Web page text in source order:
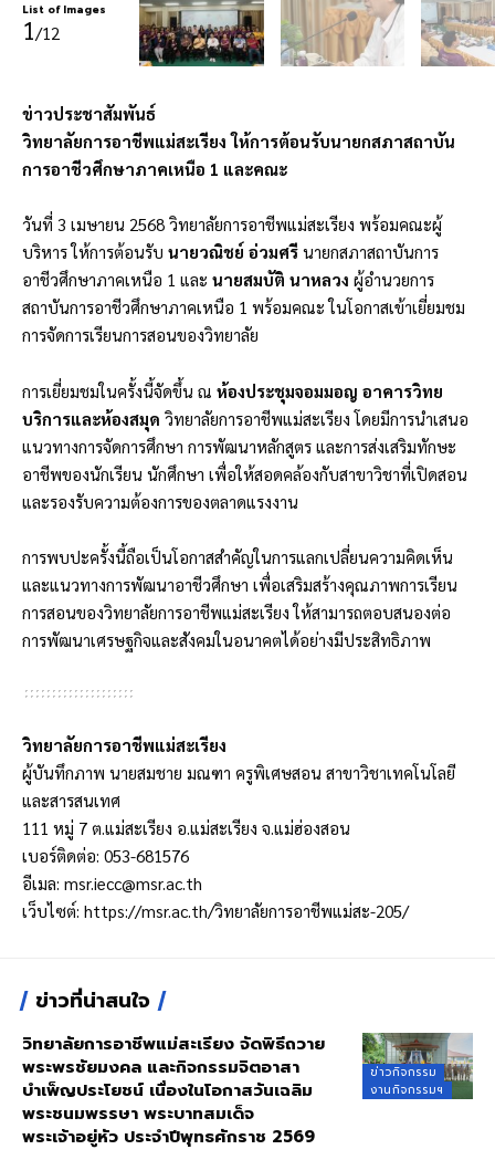
List of Images
1/12
ข่าวประชาสัมพันธ์
วิทยาลัยการอาชีพแม่สะเรียง ให้การต้อนรับนายกสภาสถาบัน
การอาชีวศึกษาภาคเหนือ 1 และคณะ
วันที่ 3 เมษายน 2568 วิทยาลัยการอาชีพแม่สะเรียง พร้อมคณะผู้
บริหาร ให้การต้อนรับ นายวณิชย์ อ่วมศรี นายกสภาสถาบันการ
อาชีวศึกษาภาคเหนือ 1 และ นายสมบัติ นาหลวง ผู้อำนวยการ
สถาบันการอาชีวศึกษาภาคเหนือ 1 พร้อมคณะ ในโอกาสเข้าเยี่ยมชม
การจัดการเรียนการสอนของวิทยาลัย
การเยี่ยมชมในครั้งนี้จัดขึ้น ณ ห้องประชุมจอมมอญ อาคารวิทย
บริการและห้องสมุด วิทยาลัยการอาชีพแม่สะเรียง โดยมีการนำเสนอ
แนวทางการจัดการศึกษา การพัฒนาหลักสูตร และการส่งเสริมทักษะ
อาชีพของนักเรียน นักศึกษา เพื่อให้สอดคล้องกับสาขาวิชาที่เปิดสอน
และรองรับความต้องการของตลาดแรงงาน
การพบปะครั้งนี้ถือเป็นโอกาสสำคัญในการแลกเปลี่ยนความคิดเห็น
และแนวทางการพัฒนาอาชีวศึกษา เพื่อเสริมสร้างคุณภาพการเรียน
การสอนของวิทยาลัยการอาชีพแม่สะเรียง ให้สามารถตอบสนองต่อ
การพัฒนาเศรษฐกิจและสังคมในอนาคตได้อย่างมีประสิทธิภาพ
วิทยาลัยการอาชีพแม่สะเรียง
ผู้บันทึกภาพ นายสมชาย มณฑา ครูพิเศษสอน สาขาวิชาเทคโนโลยี
และสารสนเทศ
111 หมู่ 7 ต.แม่สะเรียง อ.แม่สะเรียง จ.แม่ฮ่องสอน
เบอร์ติดต่อ: 053-681576
อีเมล: msr.iecc@msr.ac.th
เว็บไซต์: https://msr.ac.th/วิทยาลัยการอาชีพแม่สะ-205/
ข่าวที่น่าสนใจ
ข่าวกิจกรรม
งานกิจกรรมฯ
วิทยาลัยการอาชีพแม่สะเรียง จัดพิธีถวาย
พระพรชัยมงคล และกิจกรรมจิตอาสา
บำเพ็ญประโยชน์ เนื่องในโอกาสวันเฉลิม
พระชนมพรรษา พระบาทสมเด็จ
พระเจ้าอยู่หัว ประจำปีพุทธศักราช 2569